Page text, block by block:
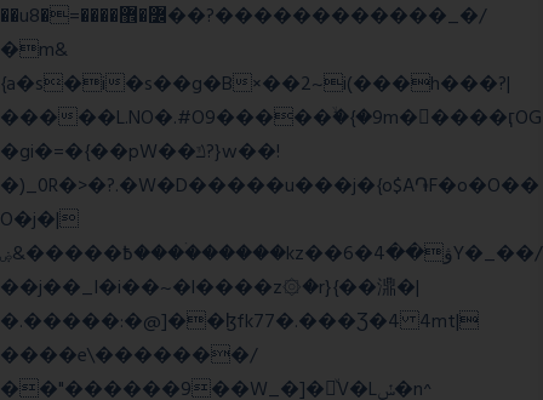
��u8�=����߼�޾��?������������_�/
�m&
{a�s�i�s��g�B×��2~i(���h���?|
�����L.NO�.#O9�����ۙ�{�9m��ً���ӷOG
�gi�=�{��pW��ݿ?}w��!
�)_0R�>�?.�W�D�����u���j�{o$A֏F�o�O��
O�j�|
߿�����&ۻ����ۛ�����kz��ۋ��4�6Y�_��/
��j��_I�i��~�l����z۞�r}{��濎�|
�.�����:�@]��ɮfk77�.���Ʒ�4 4mt|
����e\�������/
��"������9��W_�]�ͮV�Lݽ�n^